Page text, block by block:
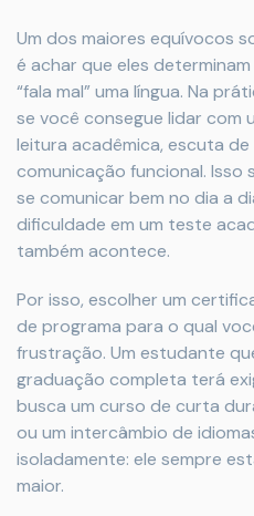
Um dos maiores equívocos
é achar que eles determinam
“fala mal” uma língua. Na
se você consegue lidar com
leitura acadêmica, escuta
comunicação funcional. Isso
se comunicar bem no dia a
dificuldade em um teste
também acontece.
Por isso, escolher um
de programa para o qual
frustração. Um estudante
graduação completa terá
busca um curso de curta
ou um intercâmbio de
isoladamente: ele sempre
maior.